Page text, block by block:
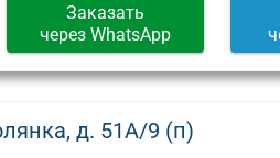
Заказать
через WhatsApp
д. 51А/9 (п)